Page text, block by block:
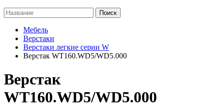
Поиск
Мебель
Верстаки
Верстаки легкие серии W
Верстак WT160.WD5/WD5.000
Верстак
WT160.WD5/WD5.000